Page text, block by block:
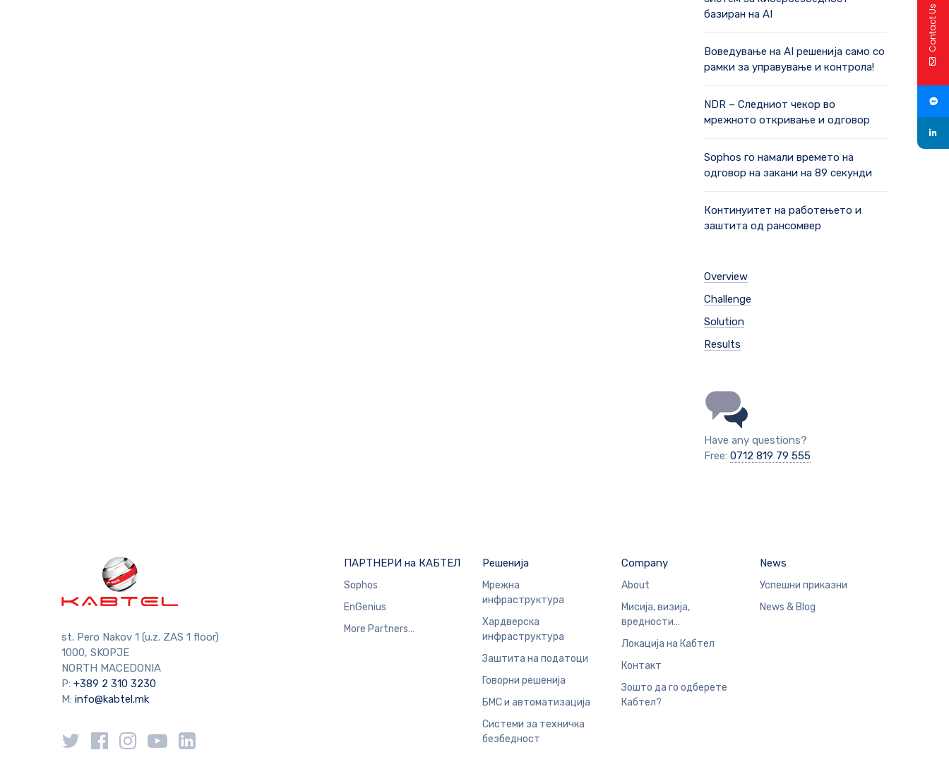
базиран на AI
Воведување на AI решенија само со
рамки за управување и контрола!
NDR – Следниот чекор во
мрежното откривање и одговор
Sophos го намали времето на
одговор на закани на 89 секунди
Континуитет на работењето и
заштита од рансомвер
Overview
Challenge
Solution
Results
Have any questions?
Free: 0712 819 79 555
st. Pero Nakov 1 (u.z. ZAS 1 floor)
1000, SKOPJE
NORTH MACEDONIA
P: +389 2 310 3230
M: info@kabtel.mk
ПАРТНЕРИ на КАБТЕЛ
Sophos
EnGenius
More Partners…
Решенија
Мрежна
инфраструктура
Хардверска
инфраструктура
Заштита на податоци
Говорни решенија
БМС и автоматизација
Системи за техничка
безбедност
Company
About
Мисија, визија,
вредности…
Локација на Кабтел
Контакт
Зошто да го одберете
Кабтел?
News
Успешни приказни
News & Blog
Contact Us